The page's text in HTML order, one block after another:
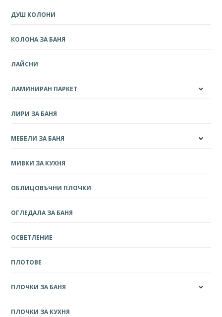
ДУШ КОЛОНИ
КОЛОНА ЗА БАНЯ
ЛАЙСНИ
ЛАМИНИРАН ПАРКЕТ
ЛИРИ ЗА БАНЯ
МЕБЕЛИ ЗА БАНЯ
МИВКИ ЗА КУХНЯ
ОБЛИЦОВЪЧНИ ПЛОЧКИ
ОГЛЕДАЛА ЗА БАНЯ
ОСВЕТЛЕНИЕ
ПЛОТОВЕ
ПЛОЧКИ ЗА БАНЯ
ПЛОЧКИ ЗА КУХНЯ